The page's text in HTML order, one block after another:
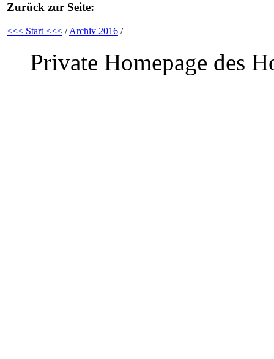
Zurück zur Seite:
<<< Start <<< /Archiv 2016 /
Private Homepage des